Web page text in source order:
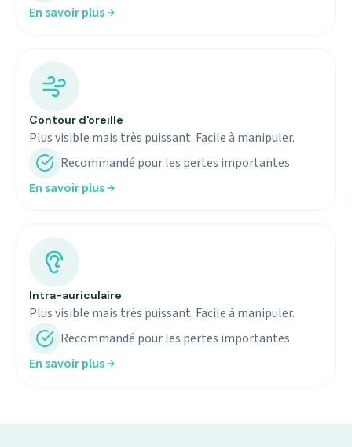
En savoir plus
Contour d'oreille
Plus visible mais très puissant. Facile à manipuler.
Recommandé pour les pertes importantes
En savoir plus
Intra-auriculaire
Plus visible mais très puissant. Facile à manipuler.
Recommandé pour les pertes importantes
En savoir plus